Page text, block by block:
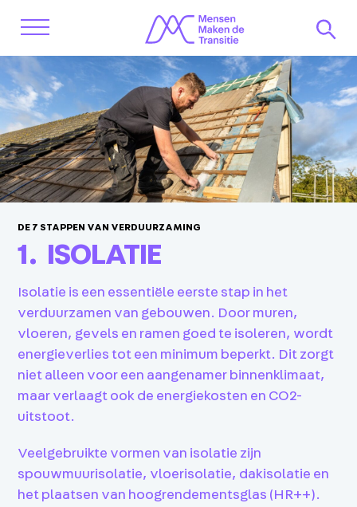
DE 7 STAPPEN VAN VERDUURZAMING
1. ISOLATIE
Isolatie is een essentiële eerste stap in het
verduurzamen van gebouwen. Door muren,
vloeren, gevels en ramen goed te isoleren, wordt
energieverlies tot een minimum beperkt. Dit zorgt
niet alleen voor een aangenamer binnenklimaat,
maar verlaagt ook de energiekosten en CO2-
uitstoot.
Veelgebruikte vormen van isolatie zijn
spouwmuurisolatie, vloerisolatie, dakisolatie en
het plaatsen van hoogrendementsglas (HR++).